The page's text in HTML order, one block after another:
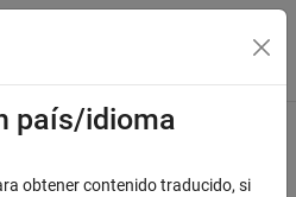
de navegación
país/idioma
obtener contenido traducido, si